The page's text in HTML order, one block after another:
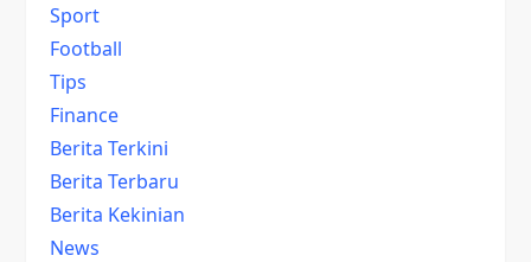
Sport
Football
Tips
Finance
Berita Terkini
Berita Terbaru
Berita Kekinian
News